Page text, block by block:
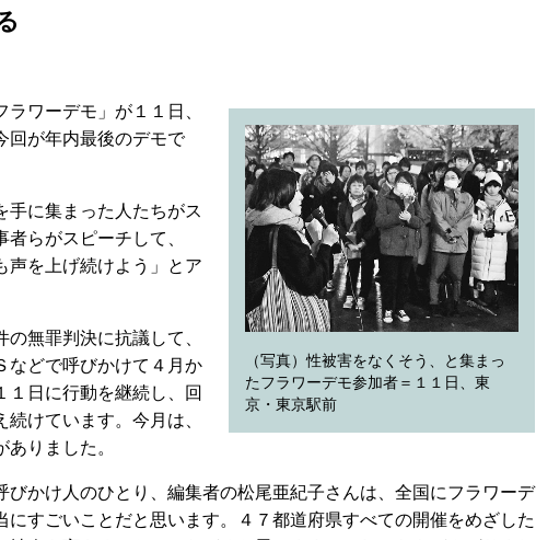
（写真）性被害をなくそう、と集まっ
たフラワーデモ参加者＝１１日、東
京・東京駅前
ワーデモ」が１１日、
回が年内最後のデモで
に集まった人たちがス
らがスピーチして、
声を上げ続けよう」とア
無罪判決に抗議して、
などで呼びかけて４月か
１日に行動を継続し、回
けています。今月は、
りました。
かけ人のひとり、編集者の松尾亜紀子さんは、全国にフラワーデ
にすごいことだと思います。４７都道府県すべての開催をめざした